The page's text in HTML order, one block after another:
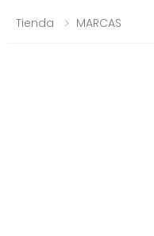
Tienda MARCAS